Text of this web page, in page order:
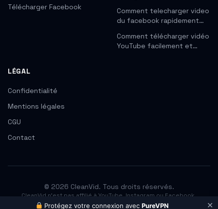
Télécharger Facebook
Comment telecharger video
du facebook rapidement…
Comment télécharger vidéo
YouTube facilement et…
LÉGAL
Confidentialité
Mentions légales
CGU
Contact
© 2026 CleanVid. Tous droits réservés.
CleanVid n'est pas affilié à YouTube, Instagram ou Facebook.
Respectez les droits d'auteur. Téléchargez uniquement les contenus✕
Protégez votre connexion avecPureVPN